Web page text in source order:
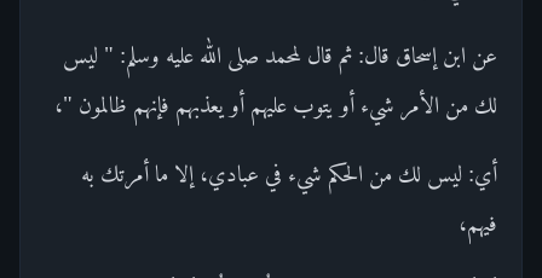
عن ابن إسحاق قال: ثم قال لمحمد صلى الله عليه وسلم: " ليس
لك من الأمر شيء أو يتوب عليهم أو يعذبهم فإنهم ظالمون "،
أي: ليس لك من الحكم شيء في عبادي، إلا ما أمرتك به
فيهم،